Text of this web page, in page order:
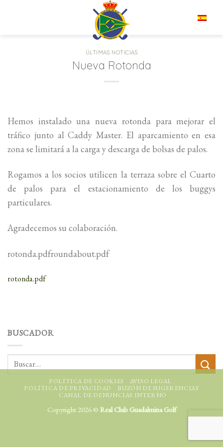
ÚLTIMAS NOTICIAS
Nueva Rotonda
Hemos instalado una nueva rotonda para mejorar el
tráfico junto al Caddy Master. El aparcamiento en esa
zona se limitará a la carga y descarga de bolsas de palos.
Rogamos a los socios utilicen la terraza sobre el Cuarto
de palos para el estacionamiento de los buggys
particulares.
Agradecemos su colaboración.
rotonda.pdfroundabout.pdf
rotonda.pdf
BUSCADOR
POLÍTICA DE COOKIES
AVISO LEGAL
POLÍTICA DE PRIVACIDAD
BUZÓN DE SUGERENCIAS
CANAL DE DENUNCIAS INTERNO
Copyright 2026 © Real Club Guadalmina Golf